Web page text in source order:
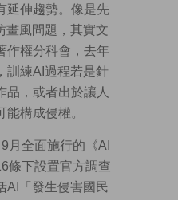
延伸趨勢。像是先
畫風問題，其實文
作權分科會，去年
訓練AI過程若是針
品，或者出於讓人
構成侵權。
月全面施行的《AI
條下設置官方調查
AI「發生侵害國民